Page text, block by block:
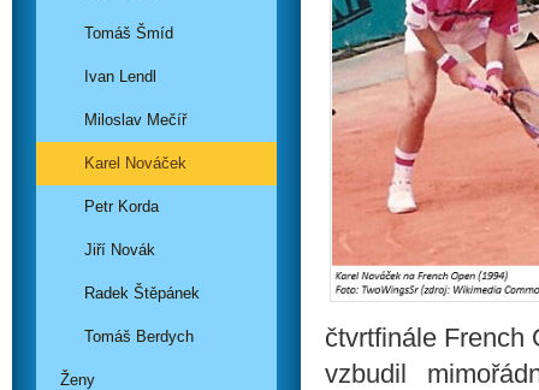
čtvrtfinále French
vzbudil
Tomáš Šmíd
Ivan Lendl
Miloslav Mečíř
Karel Nováček
Petr Korda
Jiří Novák
Radek Štěpánek
Tomáš Berdych
Ženy